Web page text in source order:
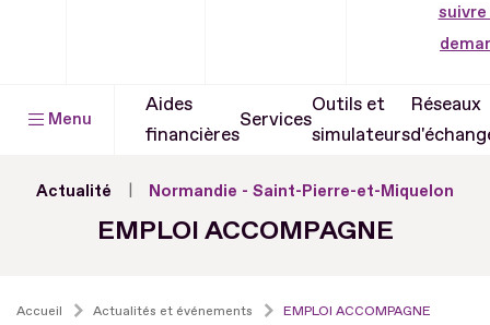
suivre
Menu
Aides
financières
Services
Outils et
simulateurs
Réseaux
Actualité Normandie - Saint-Pierre-et-Miquelon
EMPLOI ACCOMPAGNE
Accueil Actualités et événements EMPLOI ACCOMPAGNE